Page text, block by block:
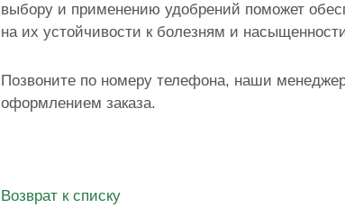
выбору и применению удобрений поможет
на их устойчивости к болезням и
Позвоните по номеру телефона, наши
оформлением заказа.
Возврат к списку